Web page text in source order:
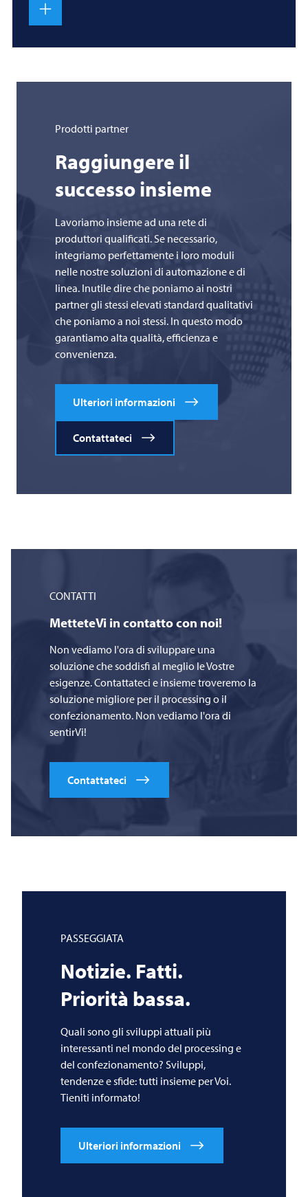
Prodotti partner
Raggiungere il
successo insieme
Lavoriamo insieme ad una rete di
produttori qualificati. Se necessario,
integriamo perfettamente i loro moduli
nelle nostre soluzioni di automazione e di
linea. Inutile dire che poniamo ai nostri
partner gli stessi elevati standard qualitativi
che poniamo a noi stessi. In questo modo
garantiamo alta qualità, efficienza e
convenienza.
Ulteriori informazioni
Contattateci
CONTATTI
MetteteVi in contatto con noi!
Non vediamo l'ora di sviluppare una
soluzione che soddisfi al meglio le Vostre
esigenze. Contattateci e insieme troveremo la
soluzione migliore per il processing o il
confezionamento. Non vediamo l'ora di
sentirVi!
Contattateci
PASSEGGIATA
Notizie. Fatti.
Priorità bassa.
Quali sono gli sviluppi attuali più
interessanti nel mondo del processing e
del confezionamento? Sviluppi,
tendenze e sfide: tutti insieme per Voi.
Tieniti informato!
Ulteriori informazioni